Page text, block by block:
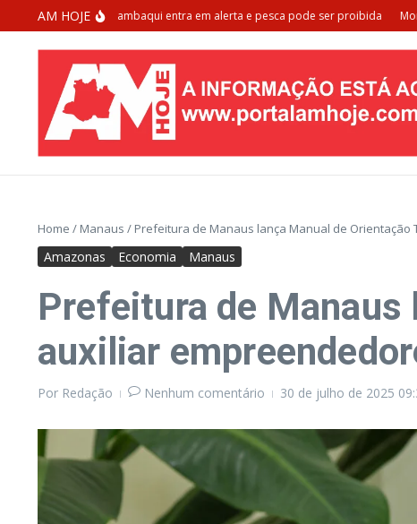
Ir para o conteúdo
AM HOJE
de extinção: Tambaqui entra em alerta e pesca pode ser proibida Moradora
Home / Manaus / Prefeitura de Manaus lança Manual de
Amazonas Economia Manaus
Prefeitura de Manaus
auxiliar
Por Redação Nenhum comentário 30 de julho de 2025